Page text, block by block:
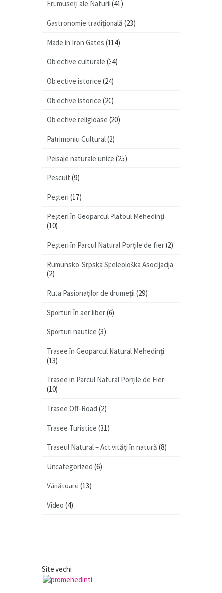
Frumuseți ale Naturii (41)
Gastronomie tradițională (23)
Made in Iron Gates (114)
Obiective culturale (34)
Obiective istorice (24)
Obiective istorice (20)
Obiective religioase (20)
Patrimoniu Cultural(2)
Peisaje naturale unice (25)
Pescuit (9)
Peșteri (17)
Peșteri în Geoparcul Platoul Mehedinţi
(10)
Peșteri în Parcul Natural Porțile de fier(2)
Rumunsko-Srpska Speleološka Asocijacija
(2)
Ruta Pasionaților de drumeții (29)
Sporturi în aer liber(6)
Sporturi nautice (3)
Trasee în Geoparcul Natural Mehedinți
(13)
Trasee în Parcul Natural Porțile de Fier
(10)
Trasee Off-Road (2)
Trasee Turistice (31)
Traseul Natural – Activități în natură (8)
Uncategorized (6)
Vânătoare (13)
Video (4)
Site vechi